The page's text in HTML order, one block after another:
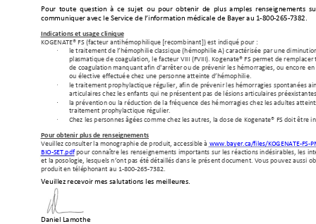
Pour toute question à ce sujet ou pour obtenir de plus amples renseignements
communiquer avec le Service de l’information médicale de Bayer au 1-800-265-7382.
Indications et usage clinique
KOGENATE® FS (facteur antihémophilique [recombinant]) est indiqué pour :
 le traitement de l’hémophilie classique (hémophilie A) caractérisée par une
plasmatique de coagulation, le facteur VIII (FVIII). Kogenate® FS permet de remplacer
de coagulation manquant afin d'arrêter ou de prévenir les hémorragies, ou encore en
ou élective effectuée chez une personne atteinte d’ hémophilie.
 le traitement prophylactique régulier, afin de prévenir les hémorragies spontanées
articulaires chez les enfants qui ne présentent pas de l ésions articulaires préexistante
 la prévention ou la réduction de la fréquence des hémorragies chez les adultes
traitement prophylactique régulier.
 Chez les personnes âgées comme chez les autres, la dose de Kogenate® FS doit être
Pour obtenir plus de renseignements
Veuillez consulter la monographie de produit, accessible à www.bayer.ca/files/KOGENATE-FS-
BIO-SET.pdf pour connaître les renseignements importants sur les réactions indésirables, les
et la posologie, lesquel s n’ont pas été détaillés dans le présent document. Vous pouvez aussi
produit en téléphonant au 1-800-265-7382.
Veuillez recevoir mes salutations les meilleures.
Daniel Lamothe